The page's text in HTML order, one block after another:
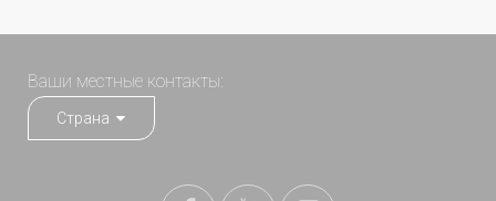
Ваши местные контакты:
Страна